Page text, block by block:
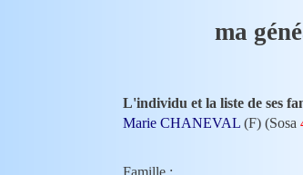
ma
L'individu et la liste de ses
Marie CHANEVAL (F) (Sosa